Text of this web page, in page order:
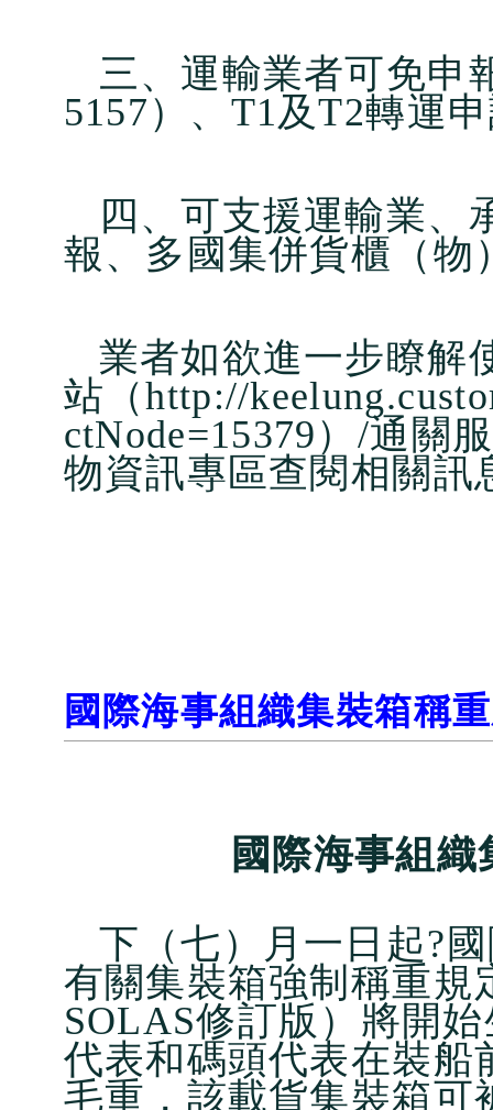
三、運輸業者可免申
5157）、T1及T2轉運
四、可支援運輸業、
報、多國集併貨櫃（物
業者如欲進一步瞭解
站（http://
ctNode=15379）/通關
物資訊專區查閱相關訊
國際海事組織集裝箱稱
國際海事組
下（七）月一日起?
有關集裝箱強制稱重規
SOLAS修訂版）將開
代表和碼頭代表在裝船
毛重，該載貨集裝箱可